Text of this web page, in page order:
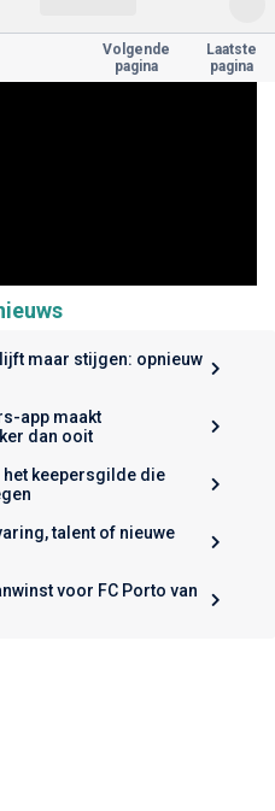
Volgende
pagina
Laatste
pagina
maar stijgen: opnieuw
app maakt
dan ooit
keepersgilde die
talent of nieuwe
voor FC Porto van